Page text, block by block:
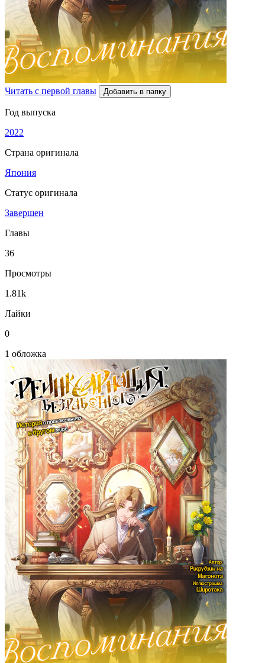
Читать с первой главы Добавить в папку
Год выпуска
2022
Страна оригинала
Япония
Статус оригинала
Завершен
Главы
36
Просмотры
1.81k
Лайки
0
1 обложка